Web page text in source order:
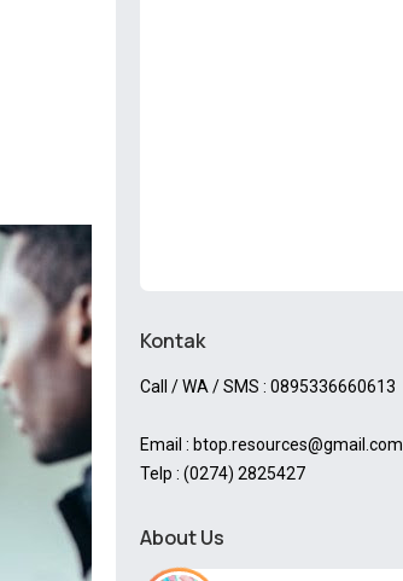
Kontak
Call / WA / SMS : 0895336660613
Email : btop.resources@gmail.com
Telp : (0274) 2825427
About Us